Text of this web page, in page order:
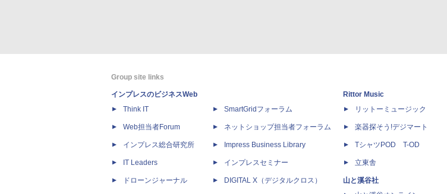
Group site links
インプレスのビジネスWeb
Think IT
Web担当者Forum
インプレス総合研究所
IT Leaders
ドローンジャーナル
SmartGridフォーラム
ネットショップ担当者フォーラム
Impress Business Library
インプレスセミナー
DIGITAL X（デジタルクロス）
Rittor Music
リットーミュージック
楽器探そう!デジマート
TシャツPOD T-OD
立東舎
山と溪谷社